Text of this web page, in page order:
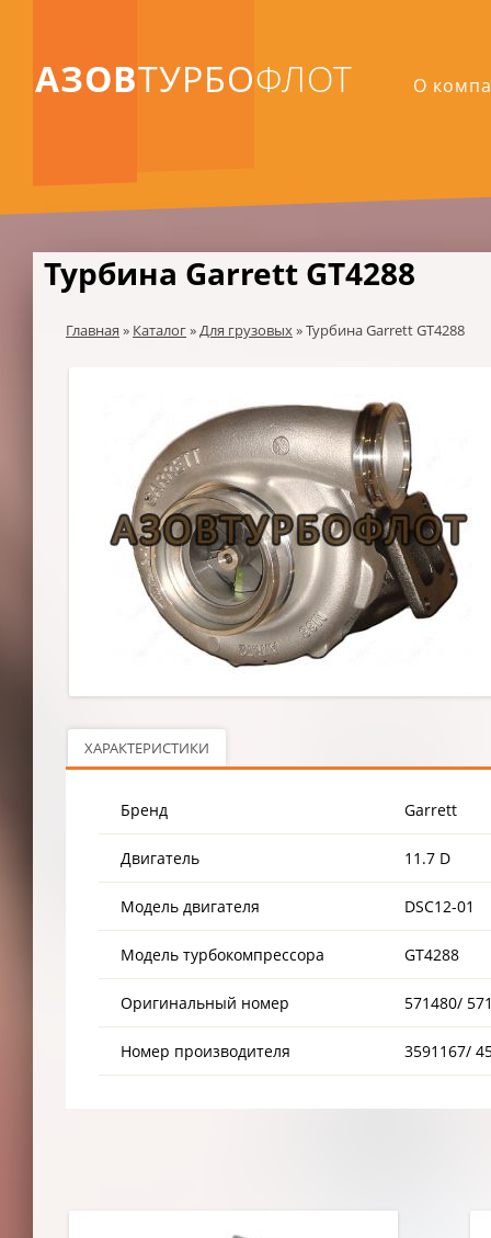
АЗОВТУРБОФЛОТ О
Турбина Garrett GT4288
Главная » Каталог»Для грузовых»Турбина Garrett GT4288
ХАРАКТЕРИСТИКИ
Бренд Garrett
Двигатель 11.7 D
Модель двигателя DSC12-01
Модель турбокомпрессора GT4288
Оригинальный номер 571480/
Номер производителя 3591167/